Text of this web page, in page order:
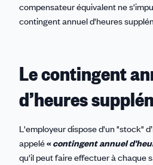
compensateur équivalent ne
contingent annuel d'heures
Le contingent
d’heures
L'employeur dispose d'un "stock"
appelé« contingent annuel
qu'il peut faire effectuer à chaque